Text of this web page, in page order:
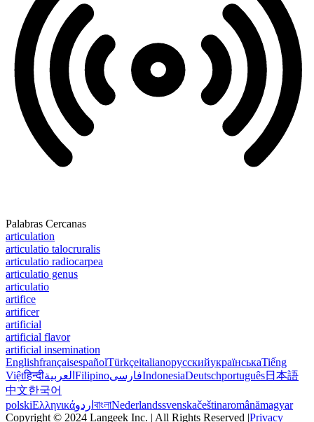
Palabras Cercanas
articulation
articulatio talocruralis
articulatio radiocarpea
articulatio genus
articulatio
artifice
artificer
artificial
artificial flavor
artificial insemination
EnglishfrançaisespañolTürkçeitalianoрусскийукраїнськаTiếng
Việtहिन्दीالعربية FilipinoفارسیIndonesiaDeutschportuguês日本語
中文한국어
polskiΕλληνικάاردو বাংলাNederlandssvenskačeštinaromânămagyar
Copyright © 2024 Langeek Inc. | All Rights Reserved |Privacy